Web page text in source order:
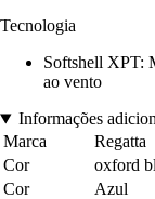
Tecnologia
Softshell XPT:
ao vento
Informações
Marca
Regatta
Cor
oxford
Cor
Azul